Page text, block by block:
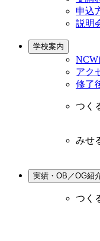
申込
説明
学校案内
NCW
アク
修了
つく
みせ
実績・OB／OG紹
つく